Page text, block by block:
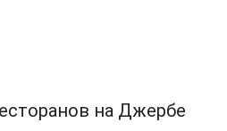
на Джербе